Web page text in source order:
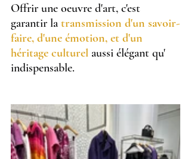
Offrir une oeuvre d'art, c'est
garantir la transmission d'un savoir-
faire, d'une émotion, et d'un
héritage culturel aussi élégant qu'
indispensable.